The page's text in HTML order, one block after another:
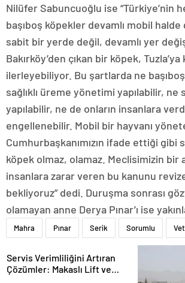
Nilüfer Sabuncuoğlu ise “Türkiye’nin
başıboş köpekler devamlı mobil
sabit bir yerde değil, devamlı yer
Bakırköy’den çıkan bir köpek, Tuzla’ya
ilerleyebiliyor. Bu şartlarda ne
sağlıklı üreme yönetimi yapılabilir, ne
yapılabilir, ne de onların insanlara
engellenebilir. Mobil bir hayvanı
Cumhurbaşkanımızın ifade ettiği gibi
köpek olmaz, olamaz. Meclisimizin bir
insanlara zarar veren bu kanunu
bekliyoruz” dedi. Duruşma sonrası
olamayan anne Derya Pınar’ı ise
Mahra Pınar Serik Sorumlu
Servis Verimliliğini Artıran
Çözümler: Makaslı Lift ve